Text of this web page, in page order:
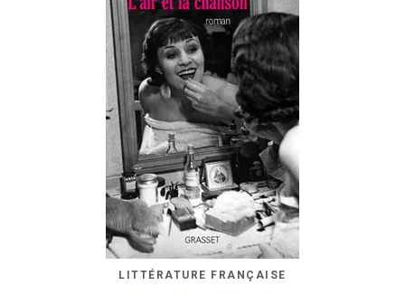
LITTÉRATURE FRANÇAISE